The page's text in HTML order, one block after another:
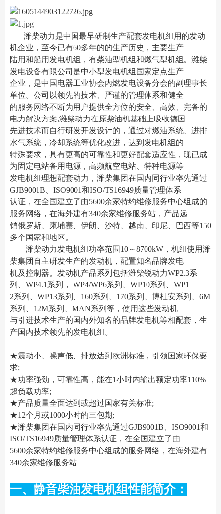
潍柴动力是中国最早研制生产配套发电机组用的发动
机企业，至今已有60多年的的生产历史，主要生产
陆用和船用发电机组，有柴油型机组和燃气型机组。潍柴
发电设备有限公司是中小型发电机组国家定点生产
企业，是中国电器工业协会内燃发电设备分会的副理事长
单位。公司以领先的技术、严谨的管理体系和健全
的服务网络不断为用户提供全方位的安全、高效、完备的
电力解决方案,潍柴动力在原柴油机基础上吸收德国
先进技术而自行研发开发设计的，通过对燃油系统、进排
水气系统，冷却系统等优化改进，达到发电机组的
特殊要求，具有更高的可靠性和更好配套适应性，现已成
为固定电站备用电源，高频航空电站、特种电源等
发电机组理想配套动力，潍柴集团在国内同行业率先通过
GJB9001B、ISO9001和ISO/TS16949质量管理体系
认证，在全国建立了由5600余家特约维修服务中心组成的
服务网络，在海外建有340余家维修服务站，产品远
销俄罗斯、柬埔寨、伊朗、沙特、越南、印尼、巴西等150
多个国家和地区。
潍柴动力发电机组功率范围10～8700kW，机组使用潍
柴集团自主研发生产的发动机，配置知名品牌发电
机及控制器。发动机产品系列包括潍柴锐动力WP2.3系
列、WP4.1系列， WP4/WP6系列、WP10系列、WP1
2系列、WP13系列、160系列、170系列、博杜安系列、6M
系列、12M系列、MAN系列等，使用这些发动机
与引进技术生产的国内外知名的品牌发电机等相配套，生
产国内技术领先的发电机组。
★震动小、噪声低、排放达到欧洲标准，引领国家环保要
求;
★功率强劲，可靠性高，能在1小时内输出额定功率110%
超负载功率;
★产品质量全面达到或超过国家有关标准;
★12个月或1000小时的三包期;
★潍柴集团在国内同行业率先通过GJB9001B、ISO9001和
ISO/TS16949质量管理体系认证，在全国建立了由
5600余家特约维修服务中心组成的服务网络，在海外建有
340余家维修服务站
一、静音柴油发电机组性能简介：